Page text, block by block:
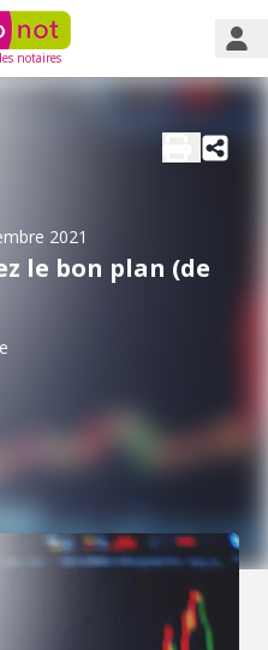
notaires
2021
le bon plan (de